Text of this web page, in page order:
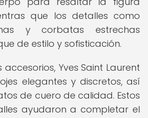
que los detalles como
y corbatas estrechas
de estilo y sofisticación.
Yves Saint Laurent
elegantes y discretos, así
de cuero de calidad. Estos
ayudaron a completar el